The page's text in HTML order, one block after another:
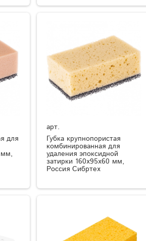
для
мм,
арт.
Губка крупнопористая
комбинированная для
удаления эпоксидной
затирки 160х95х60 мм,
Россия Сибртех